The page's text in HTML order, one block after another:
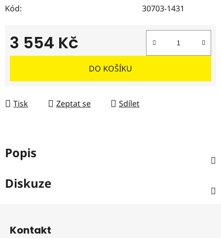
Kód:
30703-1431
3 554 Kč
Měrná cena:
DO KOŠÍKU
Tisk Zeptat se Sdílet
Popis
Diskuze
Kontakt